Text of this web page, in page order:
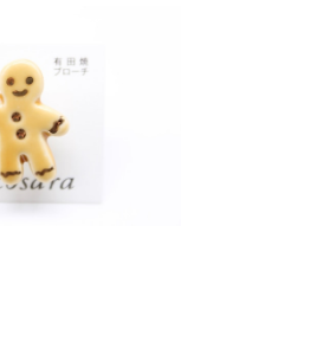
さめジンジャーブレ
オレンジ）